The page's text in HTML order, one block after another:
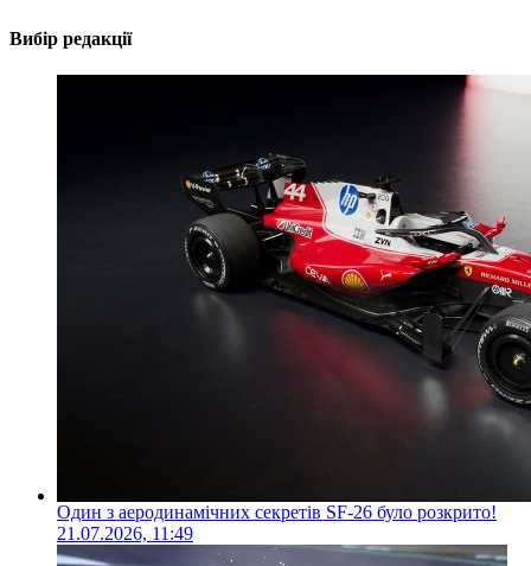
Вибір редакції
Один з аеродинамічних секретів SF-26 було розкрито!
21.07.2026, 11:49